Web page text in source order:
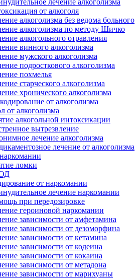
от алкоголя
алкоголизма без ведома больного
алкоголизма по методу Шичко
алкогольного отравления
винного алкоголизма
мужского алкоголизма
подросткового алкоголизма
похмелья
старческого алкоголизма
хронического алкоголизма
от алкоголизма
от алкоголизма
алкогольной интоксикации
вытрезвление
лечение алкоголизма
лечение от алкоголизма
ломки
от наркомании
лечение наркомании
при передозировке
героиновой наркомании
зависимости от амфетамина
зависимости от дезоморфина
зависимости от кетамина
зависимости от кодеина
зависимости от кокаина
зависимости от метадона
зависимости от марихуаны